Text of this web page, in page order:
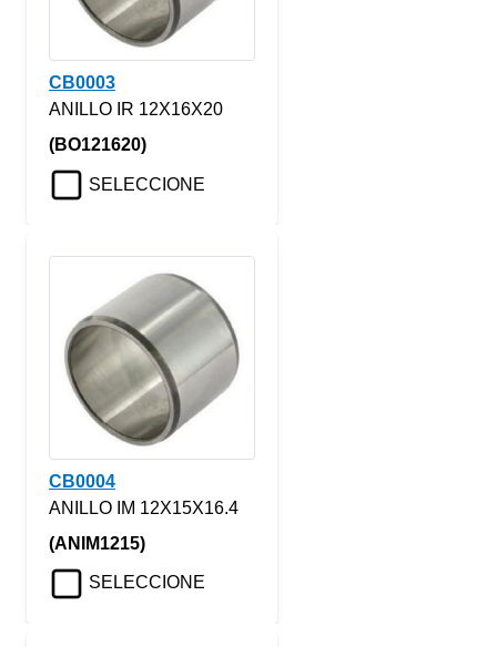
CB0003
ANILLO IR 12X16X20
(BO121620)
SELECCIONE
CB0004
ANILLO IM 12X15X16.4
(ANIM1215)
SELECCIONE